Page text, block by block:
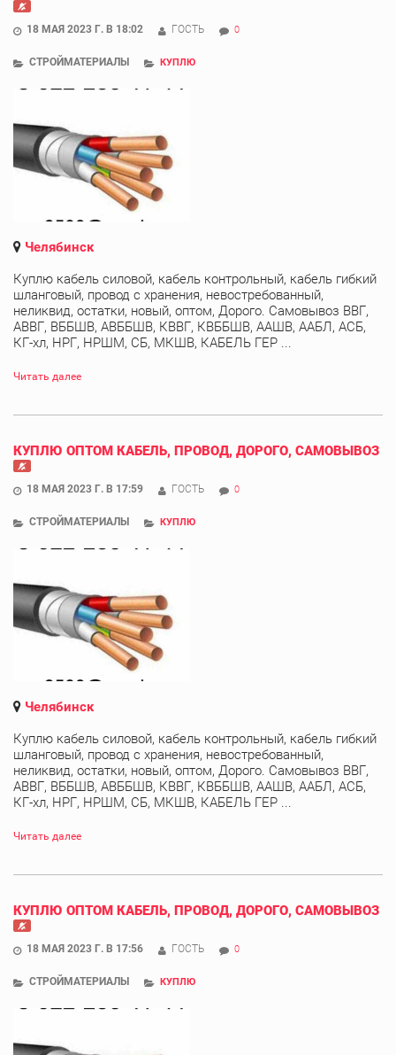
18 МАЯ 2023 Г. В 18:02 ГОСТЬ 0
СТРОЙМАТЕРИАЛЫ КУПЛЮ
Челябинск
Куплю кабель силовой, кабель контрольный, кабель гибкий
шланговый, провод с хранения, невостребованный,
неликвид, остатки, новый, оптом, Дорого. Самовывоз ВВГ,
АВВГ, ВББШВ, АВББШВ, КВВГ, КВББШВ, ААШВ, ААБЛ, АСБ,
КГ-хл, НРГ, НРШМ, СБ, МКШВ, КАБЕЛЬ ГЕР ...
Читать далее
КУПЛЮ ОПТОМ КАБЕЛЬ, ПРОВОД, ДОРОГО, САМОВЫВОЗ
18 МАЯ 2023 Г. В 17:59 ГОСТЬ 0
СТРОЙМАТЕРИАЛЫ КУПЛЮ
Челябинск
Куплю кабель силовой, кабель контрольный, кабель гибкий
шланговый, провод с хранения, невостребованный,
неликвид, остатки, новый, оптом, Дорого. Самовывоз ВВГ,
АВВГ, ВББШВ, АВББШВ, КВВГ, КВББШВ, ААШВ, ААБЛ, АСБ,
КГ-хл, НРГ, НРШМ, СБ, МКШВ, КАБЕЛЬ ГЕР ...
Читать далее
КУПЛЮ ОПТОМ КАБЕЛЬ, ПРОВОД, ДОРОГО, САМОВЫВОЗ
18 МАЯ 2023 Г. В 17:56 ГОСТЬ 0
СТРОЙМАТЕРИАЛЫ КУПЛЮ